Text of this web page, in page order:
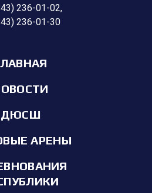
236-01-02,
236-01-30
ДЮСШ
АРЕНЫ